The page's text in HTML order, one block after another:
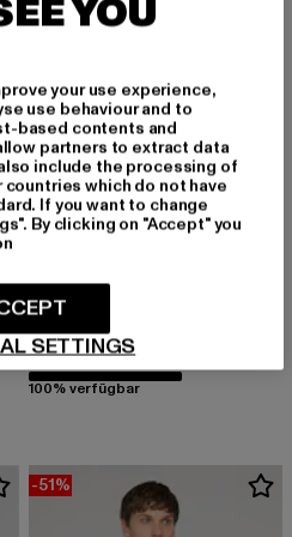
49,99 EUR
URBAN CLASSICS
30,00 EUR
Derzeitiger Preis: 30,00 EUR
59,99 EUR
100% verfügbar
-51%
YOU
your use experience,
use behaviour and to
based contents and
partners to extract data
include the processing of
which do not have
If you want to change
By clicking on "Accept" you
SETTINGS